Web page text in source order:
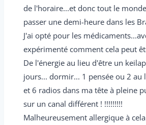
de l'horaire...et donc tout le
passer une demi-heure dans les
J'ai opté pour les
expérimenté comment cela peut
De l'énergie au lieu d'être un
jours... dormir... 1 pensée ou 2 au
et 6 radios dans ma tête à pleine
sur un canal différent ! !!!!!!!!!
Malheureusement allergique à